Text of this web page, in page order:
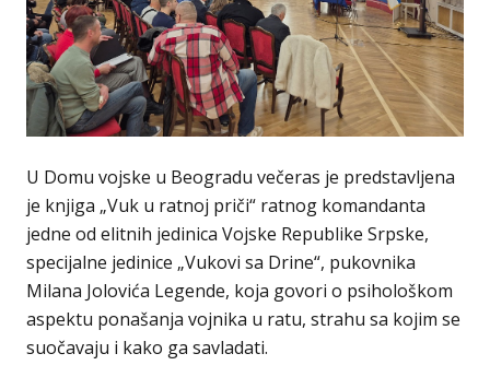
U Domu vojske u Beogradu večeras je predstavljena
je knjiga „Vuk u ratnoj priči“ ratnog komandanta
jedne od elitnih jedinica Vojske Republike Srpske,
specijalne jedinice „Vukovi sa Drine“, pukovnika
Milana Jolovića Legende, koja govori o psihološkom
aspektu ponašanja vojnika u ratu, strahu sa kojim se
suočavaju i kako ga savladati.